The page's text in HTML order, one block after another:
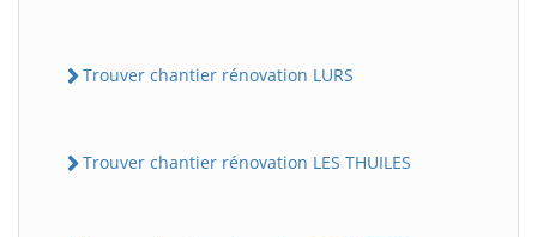
Trouver chantier rénovation LURS
Trouver chantier rénovation LES THUILES